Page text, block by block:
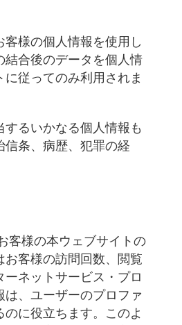
様の個人情報を使用し
結合後のデータを個人情
従ってのみ利用されま
するいかなる個人情報も
条、病歴、犯罪の経
客様の本ウェブサイトの
客様の訪問回数、閲覧
ネットサービス・プロ
、ユーザーのプロファ
に役立ちます。このよ